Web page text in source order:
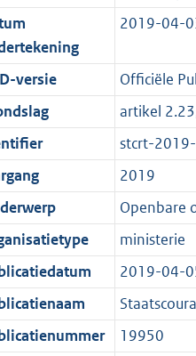
e
1
2
K
b
i
:
9
K
b
t
e
6
K
b
a
t
:
4
K
b
s
r
o
o
t
e
:
2
K
b
d
g
r
o
o
t
e
2
K
b
2019-04-
versie
Officiële
artikel
stcrt-
2019
Openbare
ministerie
2019-04-
19950